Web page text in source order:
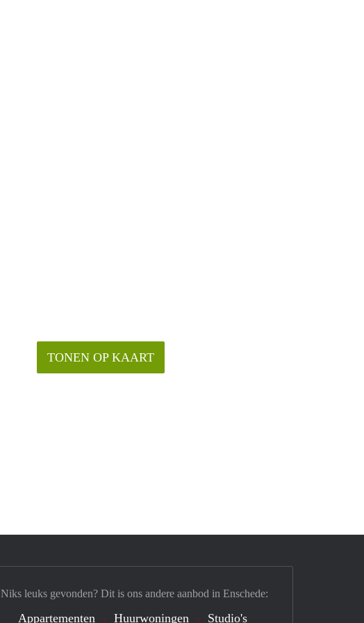
TONEN OP KAART
Niks leuks gevonden? Dit is ons andere aanbod in Enschede:
Appartementen Huurwoningen Studio's